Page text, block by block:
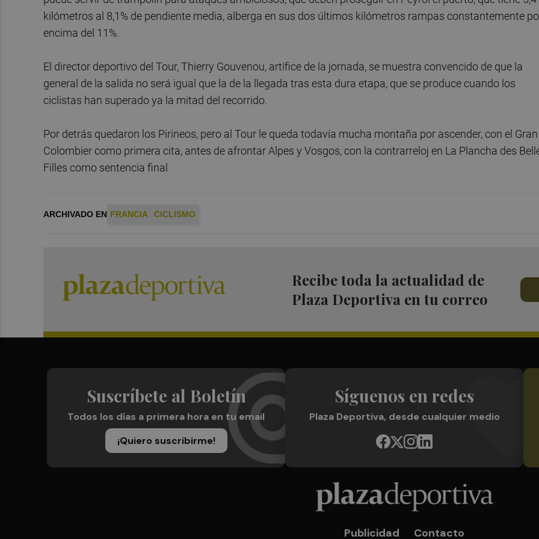
kilómetros al 8,1% de pendiente media, alberga en sus dos últimos kilómetros rampas constantemente
encima del 11%.
El director deportivo del Tour, Thierry Gouvenou, artífice de la jornada, se muestra convencido de que la
general de la salida no será igual que la de la llegada tras esta dura etapa, que se produce cuando los
ciclistas han superado ya la mitad del recorrido.
Por detrás quedaron los Pirineos, pero al Tour le queda todavía mucha montaña por ascender, con el Gran
Colombier como primera cita, antes de afrontar Alpes y Vosgos, con la contrarreloj en La Plancha des
Filles como sentencia final
ARCHIVADO EN FRANCIA CICLISMO
Recibe toda la actualidad de
Plaza Deportiva en tu correo
Suscríbete al Boletín
Todos los días a primera hora en tu email
¡Quiero suscribirme!
Síguenos en redes
Plaza Deportiva, desde cualquier medio
Publicidad Contacto